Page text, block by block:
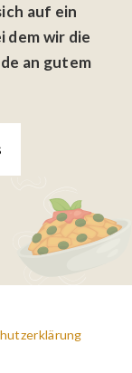
auf ein
dem wir die
an gutem